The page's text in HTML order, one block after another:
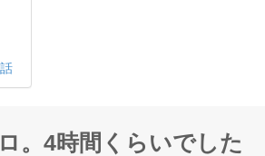
。4時間くらいでした